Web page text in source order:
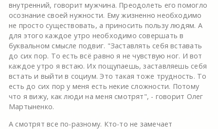
внутренний, говорит мужчина. Преодолеть его помогло
осознание своей нужности. Ему жизненно необходимо
не просто существовать, а приносить пользу людям. А
для этого каждое утро необходимо совершать в
буквальном смысле подвиг. "Заставлять себя вставать
до сих пор. То есть всё равно я не чувствую ног. И вот
каждое утро я встаю. Их пощупаешь, заставляешь себя
встать и выйти в социум. Это такая тоже трудность. То
есть до сих пор у меня есть некие сложности. Потому
что я вижу, как люди на меня смотрят", - говорит Олег
Мартыненко.
А смотрят все по-разному. Кто-то не замечает